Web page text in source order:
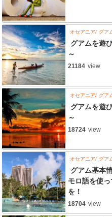
オセアニア グア
グアムを遊
～
21184 view
オセアニア グア
グアムを遊
～
18724 view
オセアニア グア
グアム基本
モロ語を使
を！
18704 view